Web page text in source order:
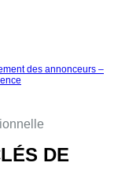
des annonceurs –
DE